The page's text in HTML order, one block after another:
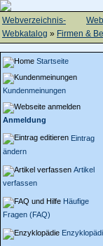
Webverzeichnis-
Webkatalog » Firmen &
Startseite
Kundenmeinungen
Anmeldung
Eintrag
ändern
Artikel
verfassen
Häufige
Fragen (FAQ)